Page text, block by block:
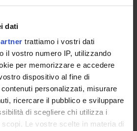
dati
trattiamo i vostri dati
il vostro numero IP, utilizzando
per memorizzare e accedere
dispositivo al fine di
personalizzati, misurare
ricercare il pubblico e sviluppare
di scegliere chi utilizza i
Le vostre scelte in materia di